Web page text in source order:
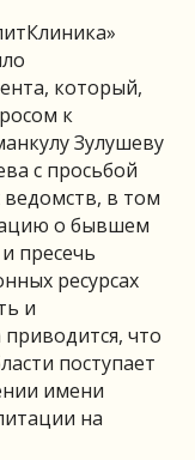
который,
к
Зулушеву
с просьбой
ведомств, в том
о бывшем
пресечь
ресурсах
и
что
поступает
имени
на